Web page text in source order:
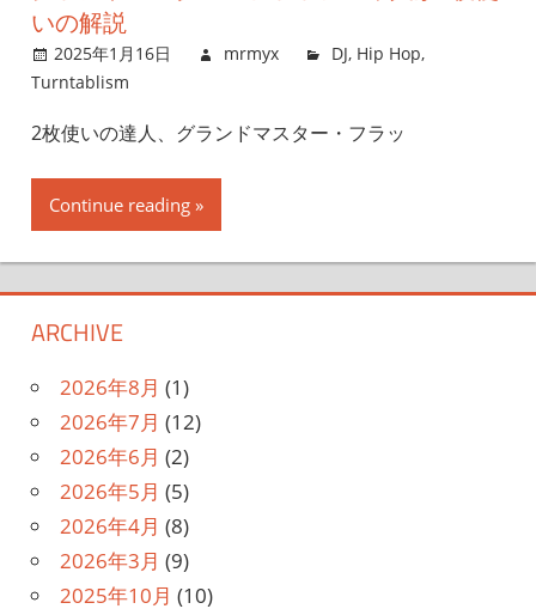
いの解説
2025年1月16日 mrmyx DJ, Hip Hop,
Turntablism
2枚使いの達人、グランドマスター・フラッ
Continue reading
ARCHIVE
2026年8月 (1)
2026年7月 (12)
2026年6月 (2)
2026年5月 (5)
2026年4月 (8)
2026年3月 (9)
2025年10月 (10)